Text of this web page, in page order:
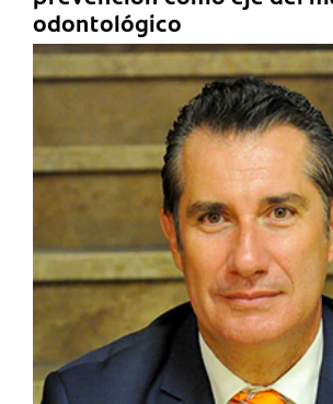
odontológico
C